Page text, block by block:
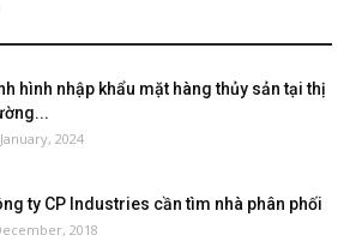
hình nhập khẩu mặt hàng thủy sản tại thị
2024
ty CP Industries cần tìm nhà phân phối
2018